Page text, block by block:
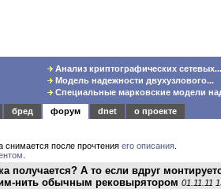
Анализ криптографических сетевых...
Модель надежности двухузлового...
Специальные марковские модели
бред форум dnet
о проекте
после прочтения его описания
А то если вдруг
нить обычным рековырятором 01.11.11